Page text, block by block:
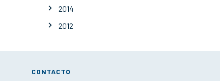
2014
2012
CONTACTO